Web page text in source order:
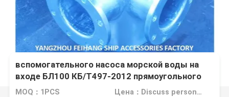
Всасывающий фильтр грубой воды для
вспомогательного насоса морской воды на
входе БЛ100 КБ/Т497-2012 прямоугольного
типа
MOQ：1PCS Цена：Discuss personally